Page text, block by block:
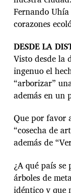
Fernando
corazones
DESDE LA
Visto desde la
ingenuo el
“arborizar”
además en un
Que por favor
“cosecha de
además de
¿A qué país
árboles de
idéntico y que